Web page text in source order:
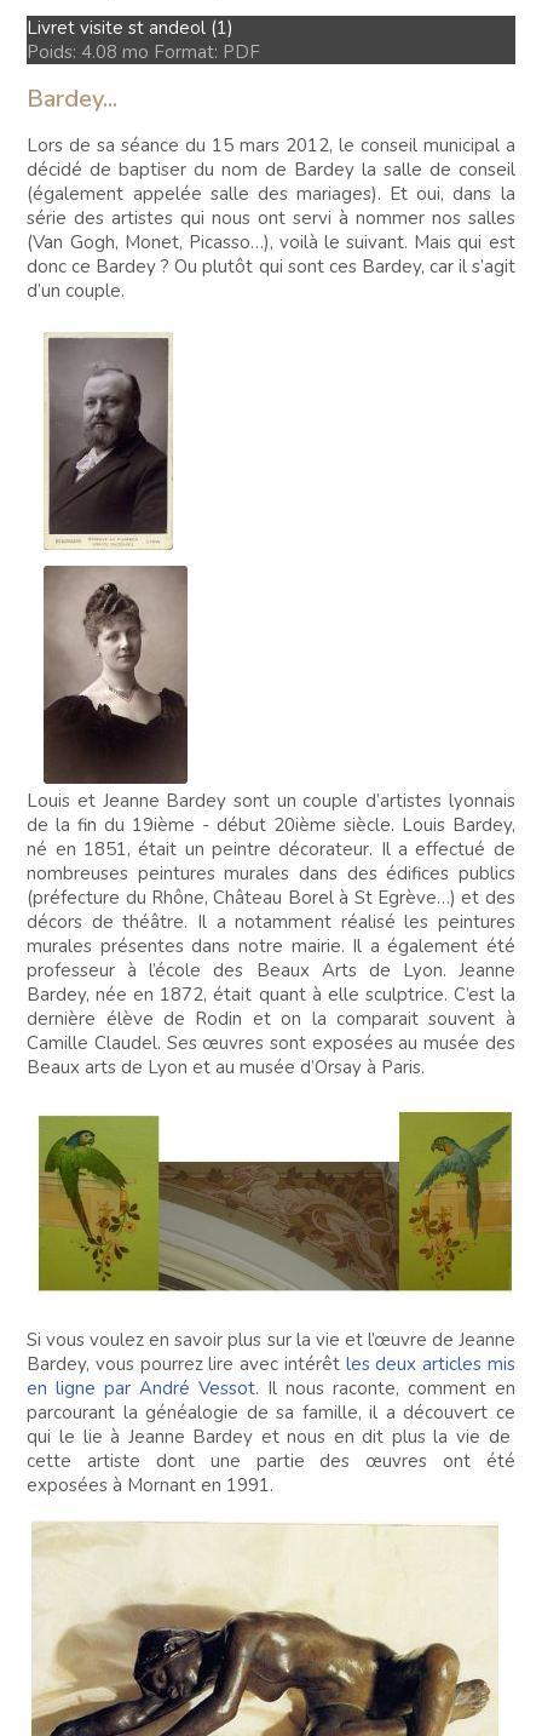
Livret visite st andeol (1)
Poids: 4.08 mo Format: PDF
Bardey...
Lors de sa séance du 15 mars 2012, le conseil municipal a
décidé de baptiser du nom de Bardey la salle de conseil
(également appelée salle des mariages). Et oui, dans la
série des artistes qui nous ont servi à nommer nos salles
(Van Gogh, Monet, Picasso…), voilà le suivant. Mais qui est
donc ce Bardey ? Ou plutôt qui sont ces Bardey, car il s’agit
d’un couple.
Louis et Jeanne Bardey sont un couple d’artistes lyonnais
de la fin du 19ième - début 20ième siècle. Louis Bardey,
né en 1851, était un peintre décorateur. Il a effectué de
nombreuses peintures murales dans des édifices publics
(préfecture du Rhône, Château Borel à St Egrève…) et des
décors de théâtre. Il a notamment réalisé les peintures
murales présentes dans notre mairie. Il a également été
professeur à l’école des Beaux Arts de Lyon. Jeanne
Bardey, née en 1872, était quant à elle sculptrice. C’est la
dernière élève de Rodin et on la comparait souvent à
Camille Claudel. Ses œuvres sont exposées au musée des
Beaux arts de Lyon et au musée d’Orsay à Paris.
Si vous voulez en savoir plus sur la vie et l’œuvre de Jeanne
Bardey, vous pourrez lire avec intérêt les deux articles mis
en ligne par André Vessot. Il nous raconte, comment en
parcourant la généalogie de sa famille, il a découvert ce
qui le lie à Jeanne Bardey et nous en dit plus la vie de
cette artiste dont une partie des œuvres ont été
exposées à Mornant en 1991.